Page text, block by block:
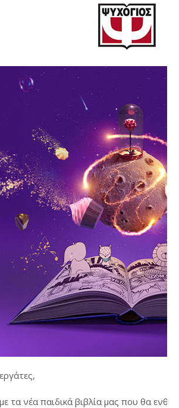
τα νέα παιδικά βιβλία μας που θα